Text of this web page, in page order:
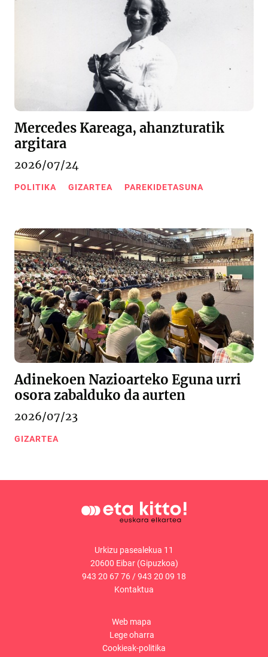
Mercedes Kareaga, ahanzturatik
argitara
2026/07/24
POLITIKA GIZARTEA PAREKIDETASUNA
Adinekoen Nazioarteko Eguna urri
osora zabalduko da aurten
2026/07/23
GIZARTEA
Urkizu pasealekua 11
20600 Eibar (Gipuzkoa)
943 20 67 76/943 20 09 18
Kontaktua
Web mapa
Lege oharra
Cookieak-politika